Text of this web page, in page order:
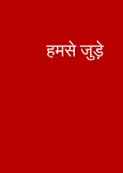
हमसे जुड़े